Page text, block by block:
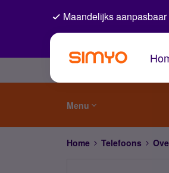
Maandelijks aanpasbaar
Menu
Home Telefoons